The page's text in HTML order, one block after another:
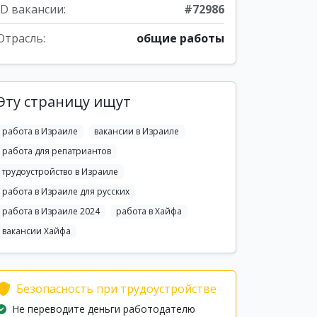
вакансии:
#72986
общие работы
страницу ищут
работа в Израиле
вакансии в Израиле
работа для репатриантов
трудоустройство в Израиле
работа в Израиле для русских
работа в Израиле 2024
работа в Хайфа
вакансии Хайфа
Безопасность при трудоустройстве
Не переводите деньги работодателю